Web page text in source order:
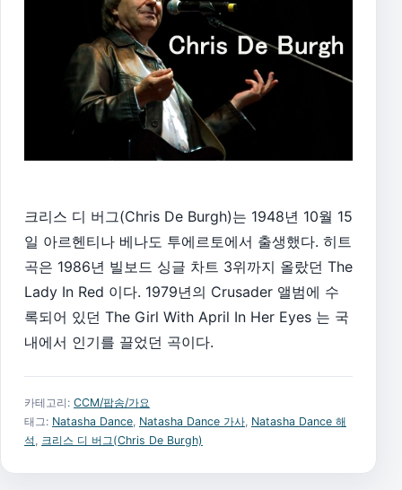
크리스 디 버그(Chris De Burgh)는 1948년 10월 15
일 아르헨티나 베나도 투에르토에서 출생했다. 히트
곡은 1986년 빌보드 싱글 차트 3위까지 올랐던 The
Lady In Red 이다. 1979년의 Crusader 앨범에 수
록되어 있던 The Girl With April In Her Eyes 는 국
내에서 인기를 끌었던 곡이다.
카테고리: CCM/팝송/가요
태그: Natasha Dance, Natasha Dance 가사, Natasha Dance 해
석, 크리스 디 버그(Chris De Burgh)